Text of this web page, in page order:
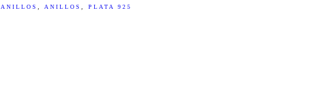
ANILLOS , ANILLOS , PLATA 925